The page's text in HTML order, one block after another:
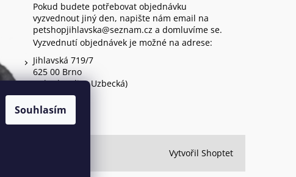
Souhlasím
Pokud budete potřebovat objednávku
vyzvednout jiný den, napište nám email na
petshopjihlavska@seznam.cz a domluvíme se.
Vyzvednutí objednávek je možné na adrese:
Jihlavská 719/7
625 00 Brno
(vchod z ulice Uzbecká)
Vytvořil Shoptet